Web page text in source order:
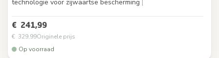
technologie voor zijwaartse bescherming |
€ 241,99
€ 329,99Originele prijs
Op voorraad